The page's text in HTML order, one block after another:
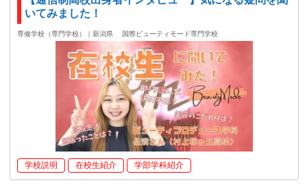
いてみました！
専修学校（専門学校）｜新潟県 国際ビューティモード専門学校
学校説明 在校生紹介 学部学科紹介